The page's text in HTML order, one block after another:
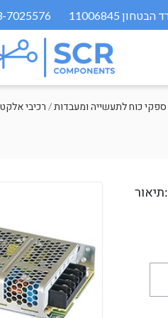
7025576
רכיבי /ספקי כוח לתעשייה ומעבדות
תיאור: